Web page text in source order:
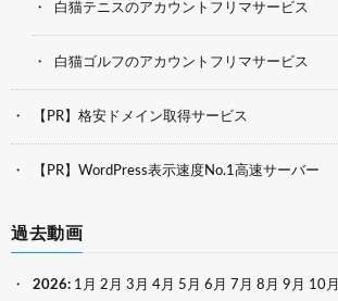
白猫テニスのアカウントフリマサービス
白猫ゴルフのアカウントフリマサービス
【PR】格安ドメイン取得サービス
【PR】WordPress表示速度No.1高速サーバー
過去動画
2026: 1月 2月 3月 4月 5月 6月 7月 8月 9月 10月